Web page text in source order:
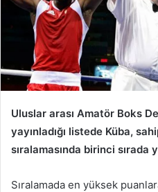
Uluslar arası Amatör Boks
yayınladığı listede Küba,
sıralamasında birinci sırada
Sıralamada en yüksek